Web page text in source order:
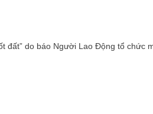
đất” do báo Người Lao Động tổ chức